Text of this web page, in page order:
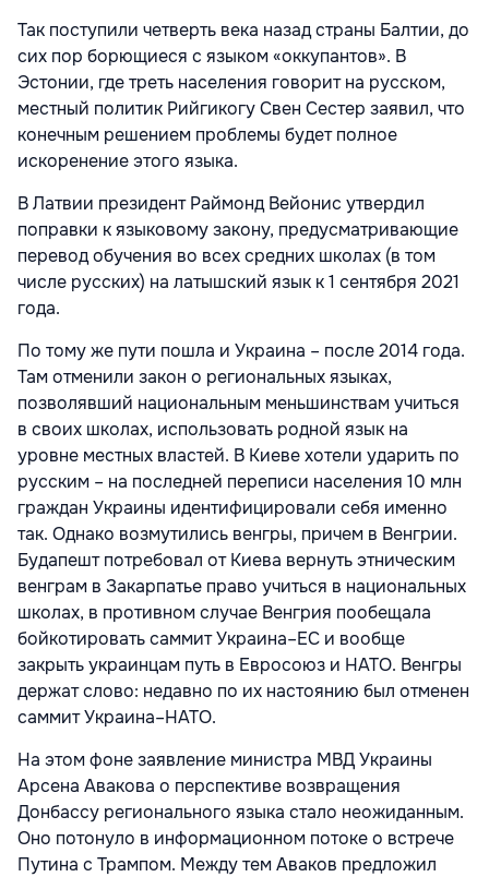
Так поступили четверть века назад страны Балтии, до
сих пор борющиеся с языком «оккупантов». В
Эстонии, где треть населения говорит на русском,
местный политик Рийгикогу Свен Сестер заявил, что
конечным решением проблемы будет полное
искоренение этого языка.
В Латвии президент Раймонд Вейонис утвердил
поправки к языковому закону, предусматривающие
перевод обучения во всех средних школах (в том
числе русских) на латышский язык к 1 сентября 2021
года.
По тому же пути пошла и Украина – после 2014 года.
Там отменили закон о региональных языках,
позволявший национальным меньшинствам учиться
в своих школах, использовать родной язык на
уровне местных властей. В Киеве хотели ударить по
русским – на последней переписи населения 10 млн
граждан Украины идентифицировали себя именно
так. Однако возмутились венгры, причем в Венгрии.
Будапешт потребовал от Киева вернуть этническим
венграм в Закарпатье право учиться в национальных
школах, в противном случае Венгрия пообещала
бойкотировать саммит Украина–ЕС и вообще
закрыть украинцам путь в Евросоюз и НАТО. Венгры
держат слово: недавно по их настоянию был отменен
саммит Украина–НАТО.
На этом фоне заявление министра МВД Украины
Арсена Авакова о перспективе возвращения
Донбассу регионального языка стало неожиданным.
Оно потонуло в информационном потоке о встрече
Путина с Трампом. Между тем Аваков предложил